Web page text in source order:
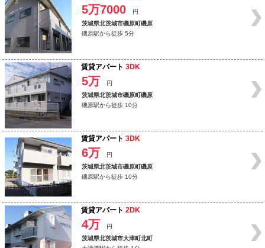
5万7000
円
茨城県北茨城市磯原町磯原
磯原駅から徒歩 5分
賃貸アパート 3DK
5万
円
茨城県北茨城市磯原町磯原
磯原駅から徒歩 10分
賃貸アパート 3DK
6万
円
茨城県北茨城市磯原町磯原
磯原駅から徒歩 10分
賃貸アパート 2DK
4万
円
茨城県北茨城市大津町北町